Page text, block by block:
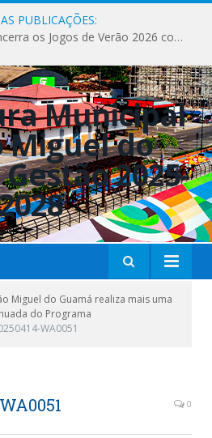
PUBLICAÇÕES:
São Miguel do Guamá encerra os Jogos de Verão 2026 com sucesso de público e competições.
Miguel do Guamá realiza mais uma
do Programa
WA0051
0